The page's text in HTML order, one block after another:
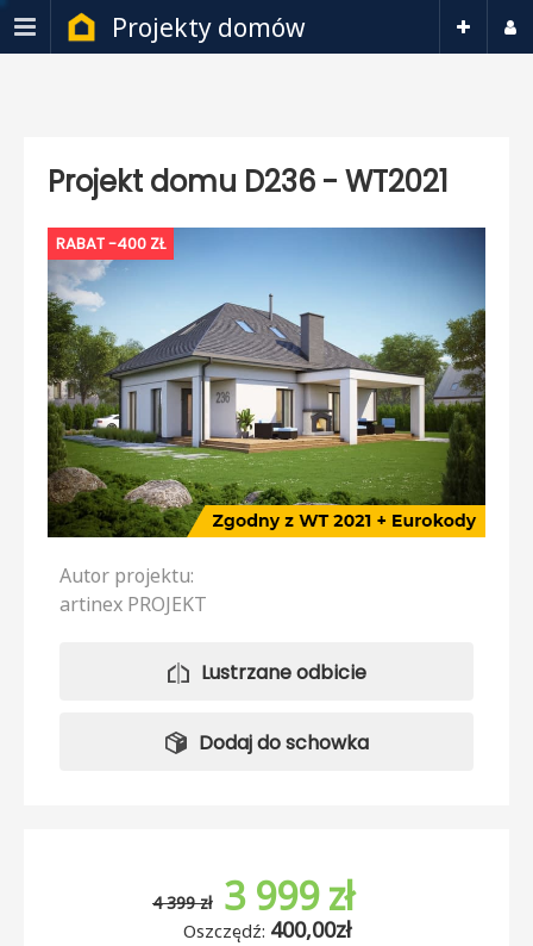
Projekty domów
Projekt domu D236 - WT2021
RABAT -400 ZŁ
Autor projektu:
artinex PROJEKT
Lustrzane odbicie
Dodaj do schowka
4 399 zł 3 999 zł
Oszczędź: 400,00zł